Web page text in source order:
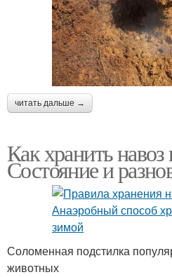
читать дальше →
Как хранить навоз
Состояние и
Соломенная подстилка
животных